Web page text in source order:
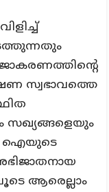
സ്വഭാവത്തെ
സഖ്യങ്ങളെയും
ഐയുടെ
ആരെല്ലാം